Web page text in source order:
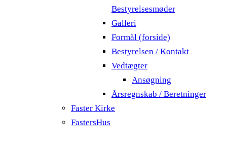
Bestyrelsesmøder
Galleri
Formål (forside)
Bestyrelsen / Kontakt
Vedtægter
Ansøgning
Årsregnskab / Beretninger
Faster Kirke
FastersHus